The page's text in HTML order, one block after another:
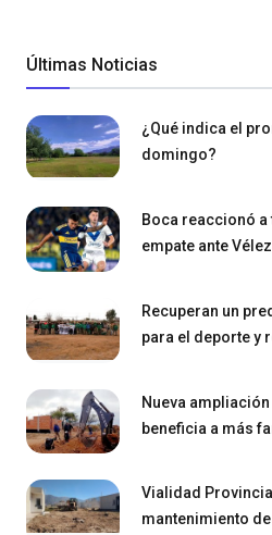
Últimas Noticias
¿Qué indica el
domingo?
Boca reaccionó a
empate ante
Recuperan un
para el deporte y
Nueva
beneficia a más
Vialidad
mantenimiento